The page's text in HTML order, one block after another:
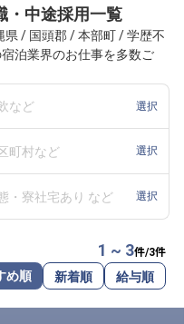
会
て
報コラム
ートに申し込む
えの企業様へ
・中途採用一覧
県 / 国頭郡 / 本部町 / 学歴不
泊業界のお仕事を多数ご
など 選択
町村など 選択
・寮社宅あり など 選択
1 ~ 3件/3件
め順 新着順 給与順